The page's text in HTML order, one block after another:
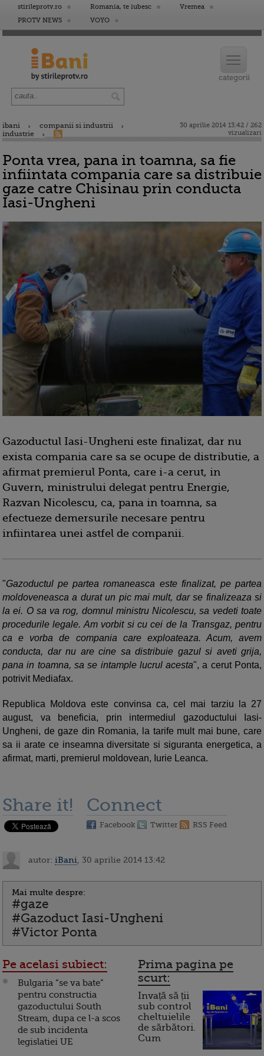
stirileprotv.ro Romania, te iubesc
Vremea
PROTV NEWS
VOYO
ibani
companii si industrii
industrie
30 aprilie 2014 13:42 / 262
vizualizari
Ponta vrea, pana in toamna, sa fie
infiintata compania care sa distribuie
gaze catre Chisinau prin conducta
Iasi-Ungheni
Gazoductul Iasi-Ungheni este finalizat, dar nu
exista compania care sa se ocupe de distributie, a
afirmat premierul Ponta, care i-a cerut, in
Guvern, ministrului delegat pentru Energie,
Razvan Nicolescu, ca, pana in toamna, sa
efectueze demersurile necesare pentru
infiintarea unei astfel de companii.
"Gazoductul pe partea romaneasca este finalizat, pe partea
moldoveneasca a durat un pic mai mult, dar se finalizeaza si
la ei. O sa va rog, domnul ministru Nicolescu, sa vedeti toate
procedurile legale. Am vorbit si cu cei de la Transgaz, pentru
ca e vorba de compania care exploateaza. Acum, avem
conducta, dar nu are cine sa distribuie gazul si aveti grija,
pana in toamna, sa se intample lucrul acesta", a cerut Ponta,
potrivit Mediafax.
Republica Moldova este convinsa ca, cel mai tarziu la 27
august, va beneficia, prin intermediul gazoductului Iasi-
Ungheni, de gaze din Romania, la tarife mult mai bune, care
sa ii arate ce inseamna diversitate si siguranta energetica, a
afirmat, marti, premierul moldovean, Iurie Leanca.
Share it! Connect
Facebook Twitter RSS Feed
autor: iBani , 30 aprilie 2014 13:42
Mai multe despre:
#gaze
#Gazoduct Iasi-Ungheni
#Victor Ponta
Pe acelasi subiect:
Bulgaria “se va bate”
pentru constructia
gazoductului South
Stream, dupa ce l-a scos
de sub incidenta
legislatiei UE
Prima pagina pe
scurt:
Invață să ții
sub control
cheltuielile
de sărbători.
Cum